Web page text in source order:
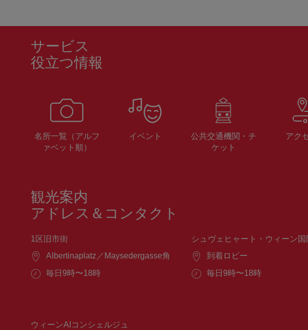
サービス
役立つ情報
名所一覧（アルフ
ァベット順）
イベント
公共交通機関・チ
ケット
アク
観光案内
アドレス＆コンタクト
1区旧市街
場
Albertinaplatz／Maysedergasse角
営
毎日9時〜18時
シュヴェヒャート・ウィーン国
場
到着ロビー
営
毎日9時〜18時
ウィーンAIコンシェルジュ